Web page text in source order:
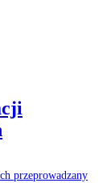
przeprowadzany